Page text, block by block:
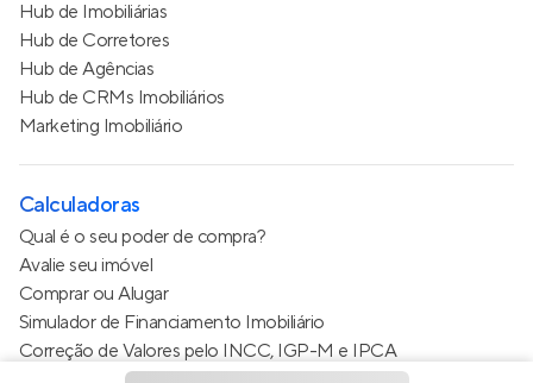
Hub de Imobiliárias
Hub de Corretores
Hub de Agências
Hub de CRMs Imobiliários
Marketing Imobiliário
Calculadoras
Qual é o seu poder de compra?
Avalie seu imóvel
Comprar ou Alugar
Simulador de Financiamento Imobiliário
Correção de Valores pelo INCC, IGP-M e IPCA